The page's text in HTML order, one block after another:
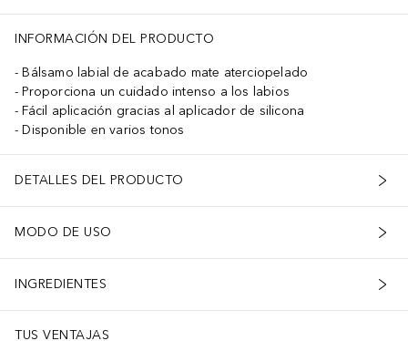
INFORMACIÓN DEL PRODUCTO
Bálsamo labial de acabado mate aterciopelado
Proporciona un cuidado intenso a los labios
Fácil aplicación gracias al aplicador de silicona
Disponible en varios tonos
DETALLES DEL PRODUCTO
MODO DE USO
INGREDIENTES
TUS VENTAJAS